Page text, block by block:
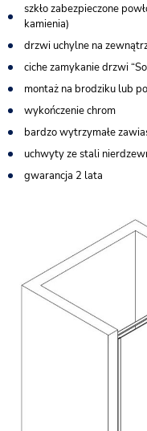
szkło zabezpieczone
kamienia)
drzwi uchylne na
ciche zamykanie drzwi
montaż na brodziku lub
wykończenie chrom
bardzo wytrzymałe
uchwyty ze stali
gwarancja 2 lata